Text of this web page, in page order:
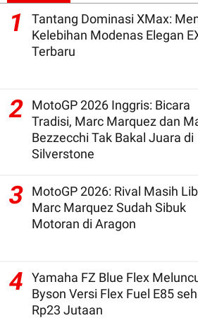
1
Tantang Dominasi XMax:
Kelebihan Modenas Elegan
Terbaru
2
MotoGP 2026 Inggris: Bicara
Tradisi, Marc Marquez dan
Bezzecchi Tak Bakal Juara di
Silverstone
3
MotoGP 2026: Rival Masih
Marc Marquez Sudah Sibuk
Motoran di Aragon
4
Yamaha FZ Blue Flex
Byson Versi Flex Fuel E85
Rp23 Jutaan